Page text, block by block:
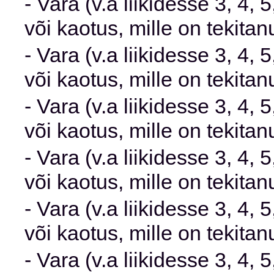
või kaotus, mille on
- Vara (v.a liikidesse 3, 4,
või kaotus, mille on
- Vara (v.a liikidesse 3, 4,
või kaotus, mille on
- Vara (v.a liikidesse 3, 4,
või kaotus, mille on
- Vara (v.a liikidesse 3, 4,
või kaotus, mille on
- Vara (v.a liikidesse 3, 4,